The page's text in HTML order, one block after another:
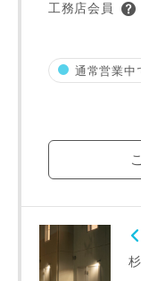
工務店会員
通常営業中